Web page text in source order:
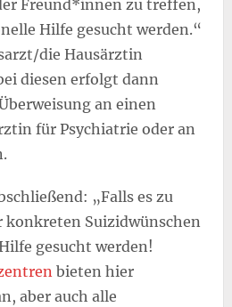
Freund*innen zu treffen,
Hilfe gesucht werden.“
die Hausärztin
diesen erfolgt dann
an einen
für Psychiatrie oder an
„Falls es zu
konkreten Suizidwünschen
gesucht werden!
bieten hier
aber auch alle